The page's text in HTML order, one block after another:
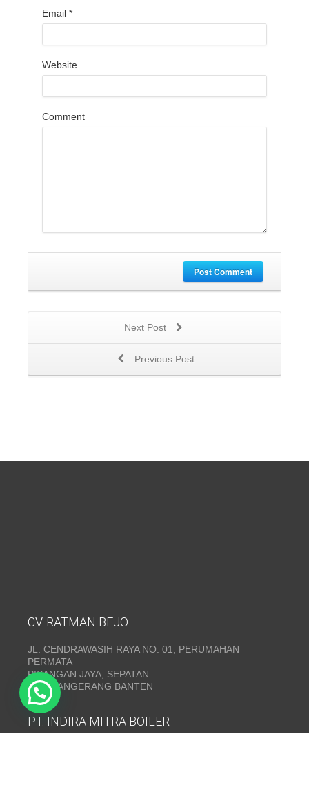
Email *
Website
Comment
Post Comment
Next Post
Previous Post
CV. RATMAN BEJO
JL. CENDRAWASIH RAYA NO. 01, PERUMAHAN
PERMATA
PISANGAN JAYA, SEPATAN
KAB. TANGERANG BANTEN
PT. INDIRA MITRA BOILER